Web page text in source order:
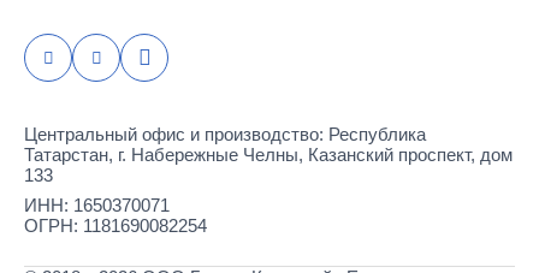
Центральный офис и производство: Республика
Татарстан, г. Набережные Челны, Казанский проспект, дом
133
ИНН: 1650370071
ОГРН: 1181690082254